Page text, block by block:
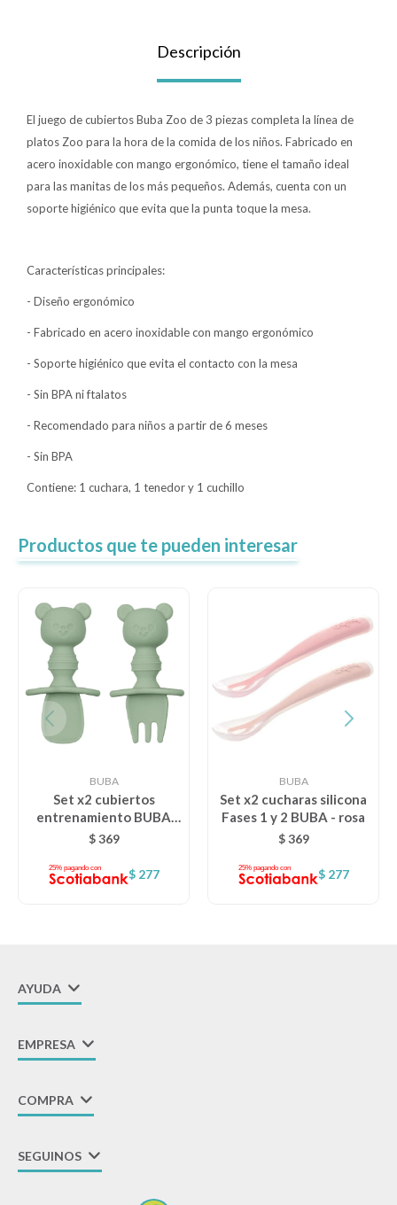
Descripción
El juego de cubiertos Buba Zoo de 3 piezas completa la línea de
platos Zoo para la hora de la comida de los niños. Fabricado en
acero inoxidable con mango ergonómico, tiene el tamaño ideal
para las manitas de los más pequeños. Además, cuenta con un
soporte higiénico que evita que la punta toque la mesa.
Características principales:
- Diseño ergonómico
- Fabricado en acero inoxidable con mango ergonómico
- Soporte higiénico que evita el contacto con la mesa
- Sin BPA ni ftalatos
- Recomendado para niños a partir de 6 meses
- Sin BPA
Contiene: 1 cuchara, 1 tenedor y 1 cuchillo
Productos que te pueden interesar
BUBA
Set x2 cubiertos
entrenamiento BUBA
silicona OSO - verde
$ 369
$ 277
BUBA
Set x2 cucharas silicona
Fases 1 y 2 BUBA - rosa
$ 369
$ 277
AYUDA
EMPRESA
COMPRA
SEGUINOS
Gift cards
Contacto